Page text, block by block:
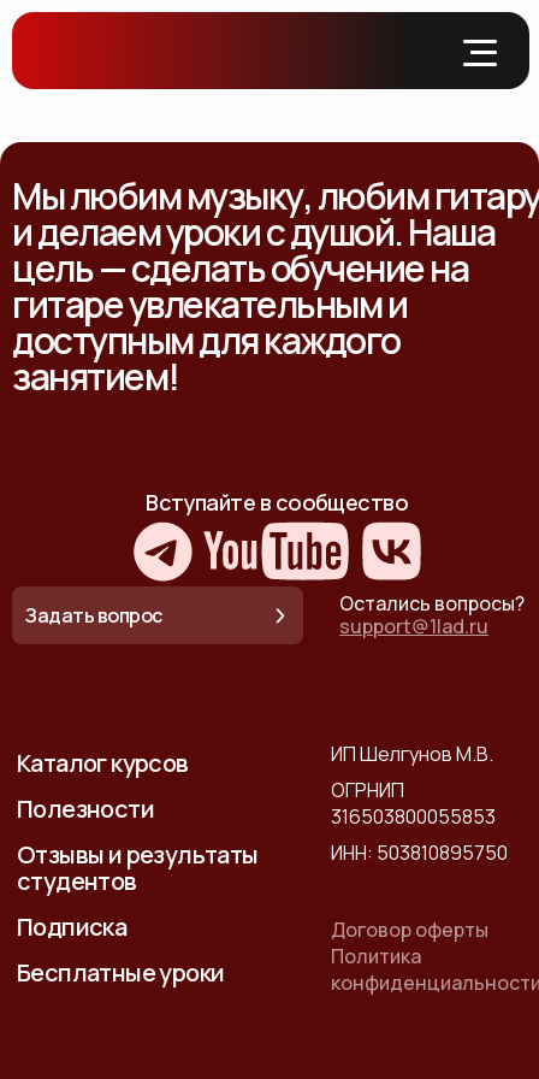
Мы любим музыку, любим
и делаем уроки с душой. Наша
цель — сделать обучение на
гитаре увлекательным и
доступным для каждого
занятием!
Вступайте в сообщество
Остались вопросы?
support@1lad.ru
Задать вопрос
Каталог курсов
Полезности
Отзывы и результаты
студентов
Подписка
Бесплатные уроки
ИП Шелгунов М.В.
ОГРНИП
316503800055853
ИНН: 503810895750
Договор оферты
Политика